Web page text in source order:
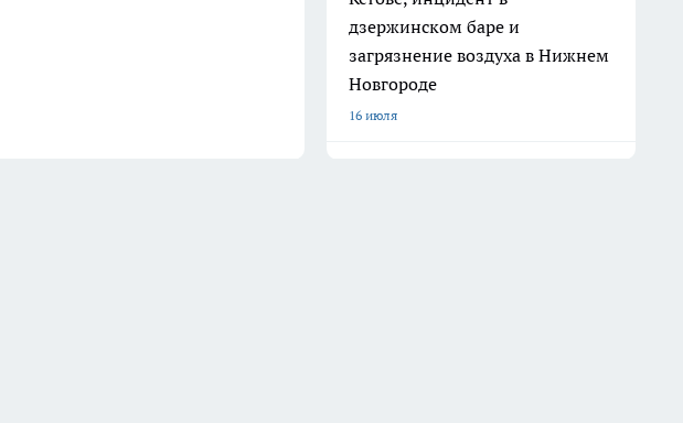
дзержинском баре и
загрязнение воздуха в Нижнем
Новгороде
16 июля